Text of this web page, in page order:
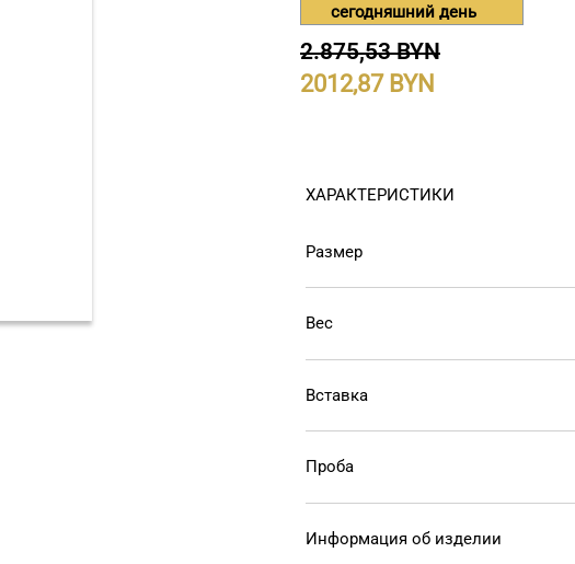
сегодняшний день
2.875,53 BYN
2012,87
ХАРАКТЕРИСТИКИ
Размер
Вес
Вставка
Проба
Информация об изделии